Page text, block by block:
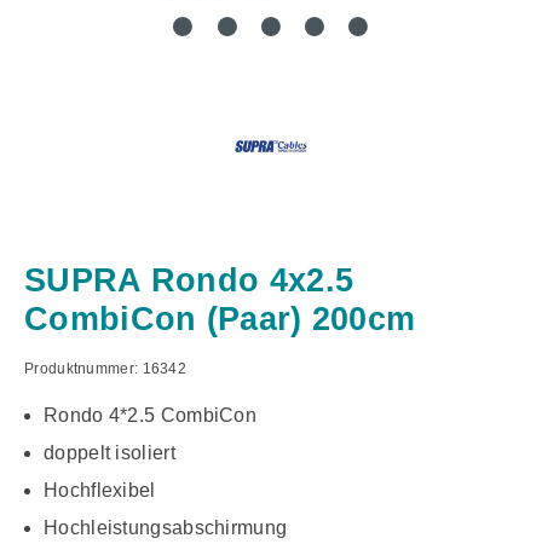
SUPRA Rondo 4x2.5
CombiCon (Paar) 200cm
Produktnummer: 16342
Rondo 4*2.5 CombiCon
doppelt isoliert
Hochflexibel
Hochleistungsabschirmung